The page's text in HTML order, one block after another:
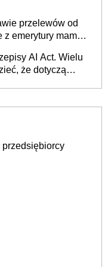
przelewów od
z emerytury mamy
AI Act. Wielu
że dotyczą
przedsiębiorcy